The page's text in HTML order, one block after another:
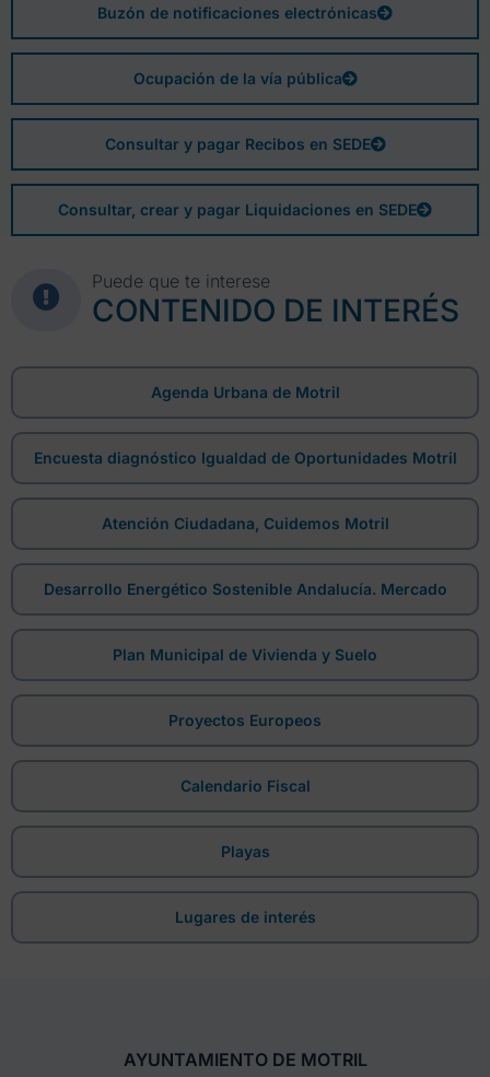
Buzón de notificaciones electrónicas
Ocupación de la vía pública
Consultar y pagar Recibos en SEDE
Consultar, crear y pagar Liquidaciones en SEDE
Puede que te interese
CONTENIDO DE INTERÉS
Agenda Urbana de Motril
Encuesta diagnóstico Igualdad de Oportunidades Motril
Atención Ciudadana, Cuidemos Motril
Desarrollo Energético Sostenible Andalucía. Mercado
Plan Municipal de Vivienda y Suelo
Proyectos Europeos
Calendario Fiscal
Playas
Lugares de interés
AYUNTAMIENTO DE MOTRIL